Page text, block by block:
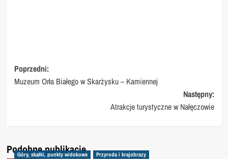
Nawigacja
wpisu
Poprzedni:
Muzeum Orła Białego w Skarżysku – Kamiennej
Następny:
Atrakcje turystyczne w Nałęczowie
Podobne publikacje
Góry, skałki, punkty widokowe Przyroda i krajobrazy